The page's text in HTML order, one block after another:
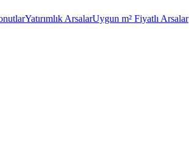
Yatırımlık ArsalarUygun m² Fiyatlı Arsalar